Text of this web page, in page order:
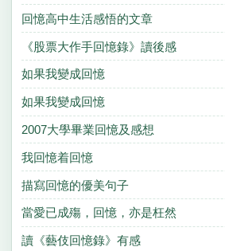
回憶高中生活感悟的文章
《股票大作手回憶錄》讀後感
如果我變成回憶
如果我變成回憶
2007大學畢業回憶及感想
我回憶着回憶
描寫回憶的優美句子
當愛已成殤，回憶，亦是枉然
讀《藝伎回憶錄》有感